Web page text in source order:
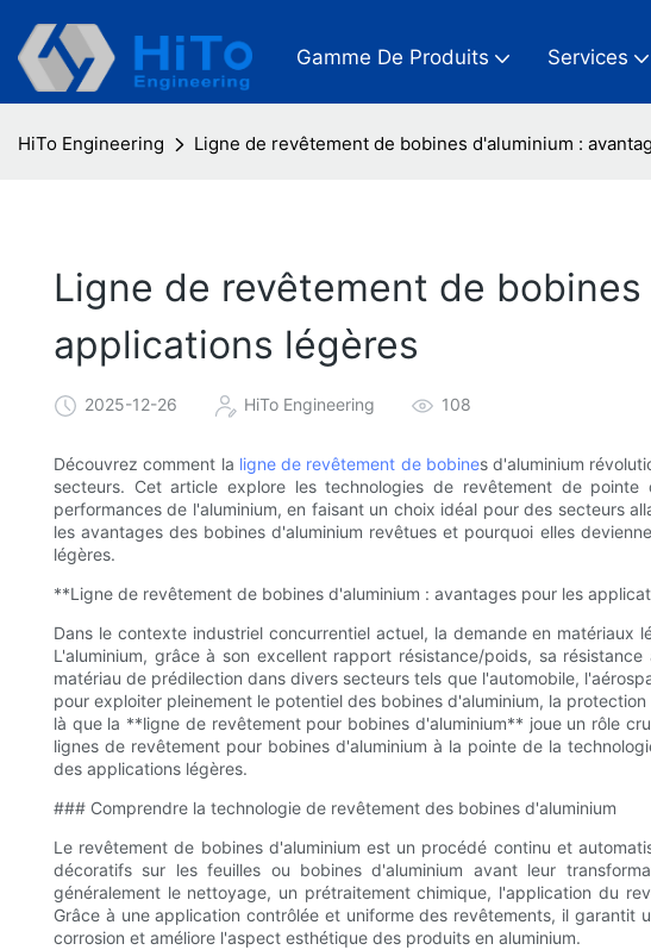
Gamme De Produits Services
HiTo Engineering Ligne de revêtement de bobines d'aluminium :
Ligne de revêtement de
applications légères
2025-12-26 HiTo Engineering 108
Découvrez comment la ligne de revêtement de bobines d'aluminium
secteurs. Cet article explore les technologies de revêtement de
performances de l'aluminium, en faisant un choix idéal pour des secteurs
les avantages des bobines d'aluminium revêtues et pourquoi elles
légères.
**Ligne de revêtement de bobines d'aluminium : avantages pour les
Dans le contexte industriel concurrentiel actuel, la demande en matériaux
L'aluminium, grâce à son excellent rapport résistance/poids, sa
matériau de prédilection dans divers secteurs tels que l'automobile,
pour exploiter pleinement le potentiel des bobines d'aluminium, la
là que la **ligne de revêtement pour bobines d'aluminium** joue un rôle
lignes de revêtement pour bobines d'aluminium à la pointe de la
des applications légères.
### Comprendre la technologie de revêtement des bobines d'aluminium
Le revêtement de bobines d'aluminium est un procédé continu et
décoratifs sur les feuilles ou bobines d'aluminium avant leur
généralement le nettoyage, un prétraitement chimique, l'application du
Grâce à une application contrôlée et uniforme des revêtements, il garantit
corrosion et améliore l'aspect esthétique des produits en aluminium.